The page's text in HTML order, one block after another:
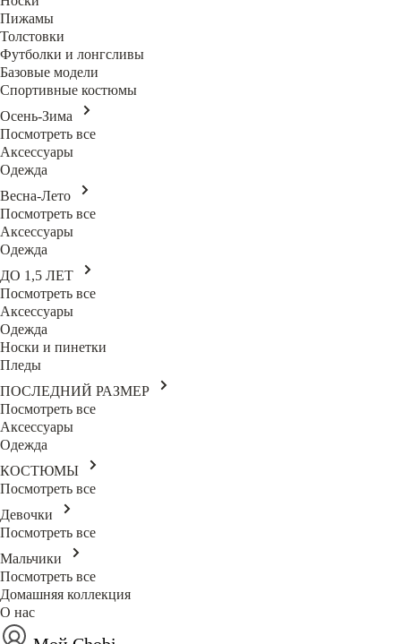
Пижамы
Толстовки
Футболки и лонгсливы
Базовые модели
Спортивные костюмы
Осень-Зима
Посмотреть все
Аксессуары
Одежда
Весна-Лето
Посмотреть все
Аксессуары
Одежда
ДО 1,5 ЛЕТ
Посмотреть все
Аксессуары
Одежда
Носки и пинетки
Пледы
ПОСЛЕДНИЙ РАЗМЕР
Посмотреть все
Аксессуары
Одежда
КОСТЮМЫ
Посмотреть все
Девочки
Посмотреть все
Мальчики
Посмотреть все
Домашняя коллекция
О нас